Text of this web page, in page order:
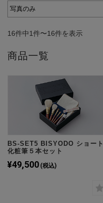
16件中1件〜16件を表示
商品一覧
BS-SET5 BISYODO ショート
化粧筆５本セット
¥49,500 (税込)